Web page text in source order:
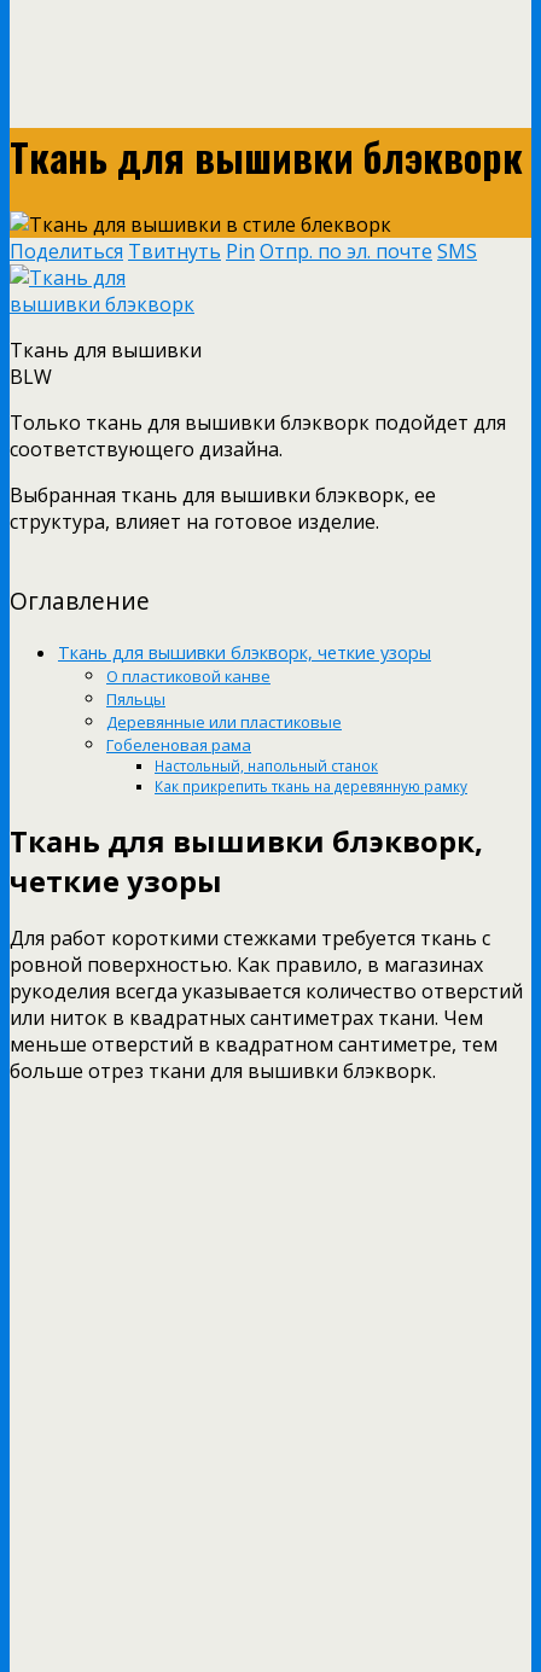
Ткань для вышивки блэкворк
Поделиться Твитнуть Pin Отпр. по эл. почте SMS
Ткань для вышивки
BLW
Только ткань для вышивки блэкворк подойдет для
соответствующего дизайна.
Выбранная ткань для вышивки блэкворк, ее
структура, влияет на готовое изделие.
Оглавление
Ткань для вышивки блэкворк, четкие узоры
О пластиковой канве
Пяльцы
Деревянные или пластиковые
Гобеленовая рама
Настольный, напольный станок
Как прикрепить ткань на деревянную рамку
Ткань для вышивки блэкворк,
четкие узоры
Для работ короткими стежками требуется ткань с
ровной поверхностью. Как правило, в магазинах
рукоделия всегда указывается количество отверстий
или ниток в квадратных сантиметрах ткани. Чем
меньше отверстий в квадратном сантиметре, тем
больше отрез ткани для вышивки блэкворк.